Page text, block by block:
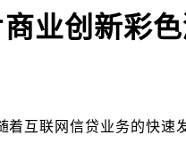
业创新彩
联网信贷业务的快速发